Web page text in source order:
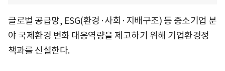
글로벌 공급망, ESG(환경·사회·지배구조) 등 중소기업 분
야 국제환경 변화 대응역량을 제고하기 위해 기업환경정
책과를 신설한다.